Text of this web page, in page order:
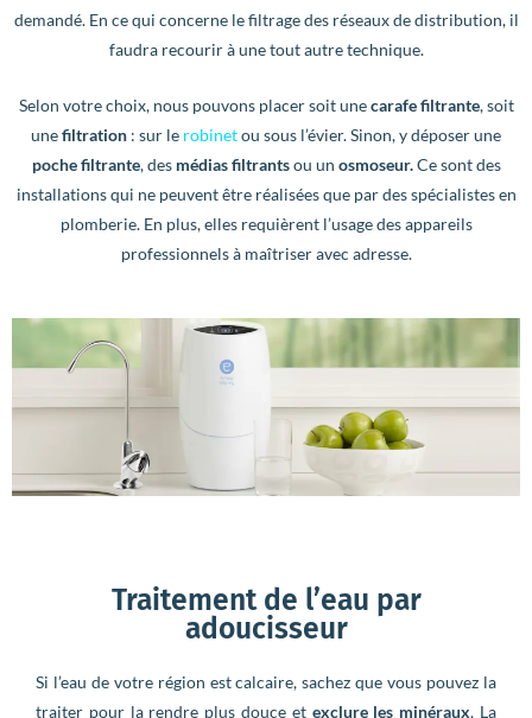
demandé. En ce qui concerne le filtrage des réseaux de distribution, il
faudra recourir à une tout autre technique.
Selon votre choix, nous pouvons placer soit unecarafe filtrante, soit
unefiltration : sur le robinetou sous l’évier. Sinon, y déposer une
poche filtrante, des médias filtrantsou un osmoseur.Ce sont des
installations qui ne peuvent être réalisées que par des spécialistes en
plomberie. En plus, elles requièrent l’usage des appareils
professionnels à maîtriser avec adresse.
Traitement de l’eau par
adoucisseur
Si l’eau de votre région est calcaire, sachez que vous pouvez la
traiter pour la rendre plus douce et exclure les minéraux. La